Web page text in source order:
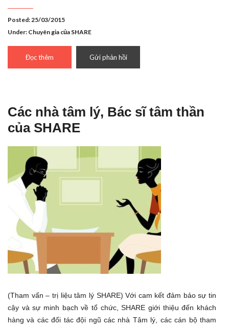
Posted: 25/03/2015
Under: Chuyên gia của SHARE
Đọc thêm Gửi phản hồi
Các nhà tâm lý, Bác sĩ tâm thần
của SHARE
(Tham vấn – trị liệu tâm lý SHARE) Với cam kết đảm bảo sự tin
cậy và sự minh bạch về tổ chức, SHARE giới thiệu đến khách
hàng và các đối tác đội ngũ các nhà Tâm lý, các cán bộ tham